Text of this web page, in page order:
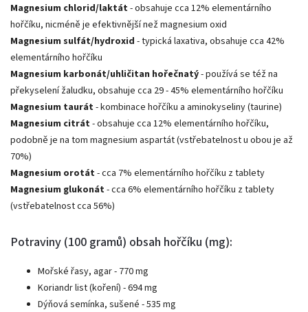
Magnesium chlorid/laktát- obsahuje cca 12% elementárního
hořčíku, nicméně je efektivnější než magnesium oxid
Magnesium sulfát/hydroxid - typická laxativa, obsahuje cca 42%
elementárního hořčíku
Magnesium karbonát/uhličitan hořečnatý- používá se též na
překyselení žaludku, obsahuje cca 29 - 45% elementárního hořčíku
Magnesium taurát- kombinace hořčíku a aminokyseliny (taurine)
Magnesium citrát- obsahuje cca 12% elementárního hořčíku,
podobně je na tom magnesium aspartát (vstřebatelnost u obou je až
70%)
Magnesium orotát- cca 7% elementárního hořčíku z tablety
Magnesium glukonát- cca 6% elementárního hořčíku z tablety
(vstřebatelnost cca 56%)
Potraviny (100 gramů) obsah hořčíku (mg):
Mořské řasy, agar - 770 mg
Koriandr list (koření) - 694 mg
Dýňová semínka, sušené - 535 mg